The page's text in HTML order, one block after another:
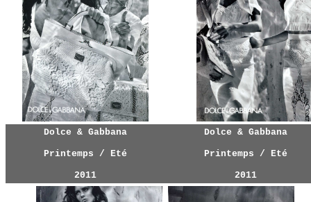
Dolce & Gabbana
Printemps / Eté
2011
Dolce & Gabbana
Printemps / Eté
2011